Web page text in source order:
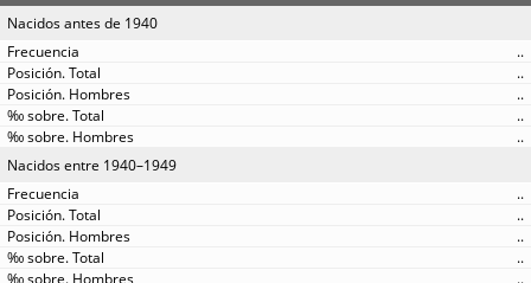
Nacidos antes de 1940
..
..
..
..
..
Nacidos entre 1940–1949
..
..
..
..
..